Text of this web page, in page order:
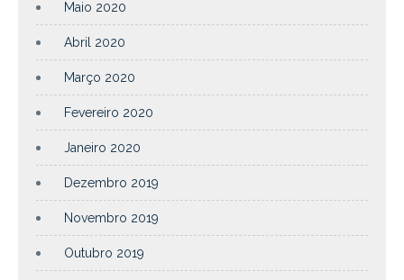
Maio 2020
Abril 2020
Março 2020
Fevereiro 2020
Janeiro 2020
Dezembro 2019
Novembro 2019
Outubro 2019